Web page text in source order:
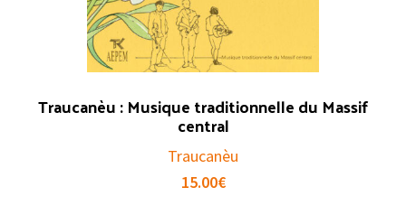
Traucanèu : Musique traditionnelle du Massif
central
Traucanèu
15.00€